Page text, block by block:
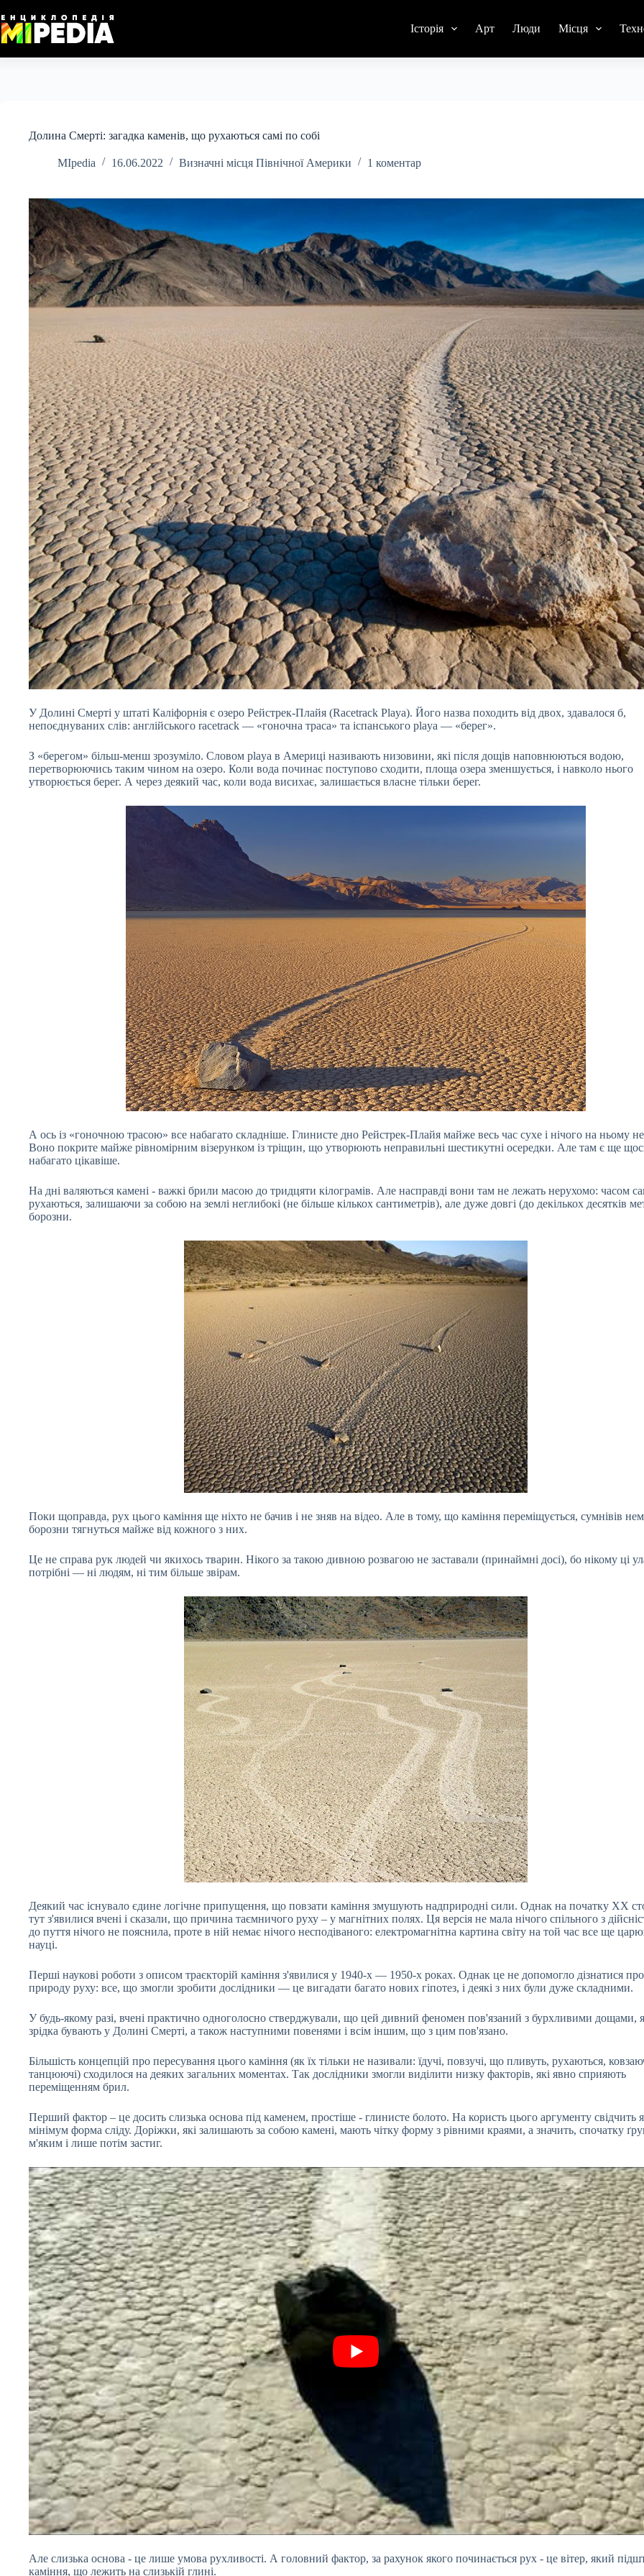
до
вмісту
Історія Арт Люди Місця
Долина Смерті: загадка каменів, що рухаються самі по собі
MIpedia 16.06.2022 Визначні місця Північної Америки 1 коментар
У Долині Смерті у штаті Каліфорнія є озеро Рейстрек-Плайя (Racetrack Playa). Його назва походить від двох, здавалося б,
непоєднуваних слів: англійського racetrack — «гоночна траса» та іспанського playa — «берег».
З «берегом» більш-менш зрозуміло. Словом playa в Америці називають низовини, які після дощів наповнюються водою,
перетворюючись таким чином на озеро. Коли вода починає поступово сходити, площа озера зменшується, і навколо нього
утворюється берег. А через деякий час, коли вода висихає, залишається власне тільки берег.
А ось із «гоночною трасою» все набагато складніше. Глинисте дно Рейстрек-Плайя майже весь час сухе і нічого на ньому
Воно покрите майже рівномірним візерунком із тріщин, що утворюють неправильні шестикутні осередки. Але там є ще
набагато цікавіше.
На дні валяються камені - важкі брили масою до тридцяти кілограмів. Але насправді вони там не лежать нерухомо: часом
рухаються, залишаючи за собою на землі неглибокі (не більше кількох сантиметрів), але дуже довгі (до декількох десятків
борозни.
Поки щоправда, рух цього каміння ще ніхто не бачив і не зняв на відео. Але в тому, що каміння переміщується, сумнівів
борозни тягнуться майже від кожного з них.
Це не справа рук людей чи якихось тварин. Нікого за такою дивною розвагою не заставали (принаймні досі), бо нікому ці
потрібні — ні людям, ні тим більше звірам.
Деякий час існувало єдине логічне припущення, що повзати каміння змушують надприродні сили. Однак на початку ХХ
тут з'явилися вчені і сказали, що причина таємничого руху – у магнітних полях. Ця версія не мала нічого спільного з
до пуття нічого не пояснила, проте в ній немає нічого несподіваного: електромагнітна картина світу на той час все ще
науці.
Перші наукові роботи з описом траєкторій каміння з'явилися у 1940-х — 1950-х роках. Однак це не допомогло дізнатися про
природу руху: все, що змогли зробити дослідники — це вигадати багато нових гіпотез, і деякі з них були дуже складними.
У будь-якому разі, вчені практично одноголосно стверджували, що цей дивний феномен пов'язаний з бурхливими дощами,
зрідка бувають у Долині Смерті, а також наступними повенями і всім іншим, що з цим пов'язано.
Більшість концепцій про пересування цього каміння (як їх тільки не називали: їдучі, повзучі, що пливуть, рухаються,
танцюючі) сходилося на деяких загальних моментах. Так дослідники змогли виділити низку факторів, які явно сприяють
переміщенням брил.
Перший фактор – це досить слизька основа під каменем, простіше - глинисте болото. На користь цього аргументу свідчить
мінімум форма сліду. Доріжки, які залишають за собою камені, мають чітку форму з рівними краями, а значить, спочатку
м'яким і лише потім застиг.
Але слизька основа - це лише умова рухливості. А головний фактор, за рахунок якого починається рух - це вітер, який
каміння, що лежить на слизькій глині.